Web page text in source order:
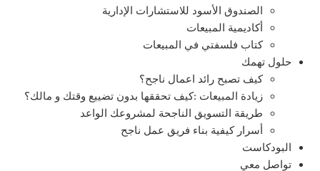
الصندوق الأسود للاستشارات الإدارية
أكاديمية المبيعات
كتاب فلسفتي في المبيعات
حلول تهمك
كيف تصبح رائد اعمال ناجح؟
زيادة المبيعات :كيف تحققها بدون تضييع وقتك و مالك؟
طريقة التسويق الناجحة لمشروعك الواعد
أسرار كيفية بناء فريق عمل ناجح
البودكاست
تواصل معي